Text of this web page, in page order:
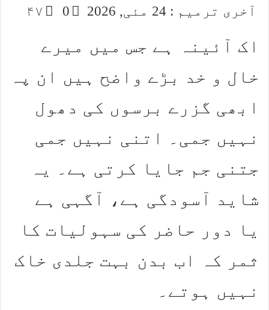
آخری ترمیم : 24 مئی, 2026
0 ۴۷
اک آئینہ ہے جس میں میرے
خال و خد بڑے واضح ہیں ان پہ
ابھی گزرے برسوں کی دھول
نہیں جمی۔ اتنی نہیں جمی
جتنی جم جایا کرتی ہے۔ یہ
شاید آسودگی ہے، آگہی ہے
یا دور حاضر کی سہولیات کا
ثمر کہ اب بدن بہت جلدی خاک
نہیں ہوتے۔